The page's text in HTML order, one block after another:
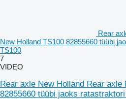
Rear
New Holland TS100 82855660 tüübi
TS100
7
VIDEO
Rear axle New Holland Rear axle
82855660 tüübi jaoks